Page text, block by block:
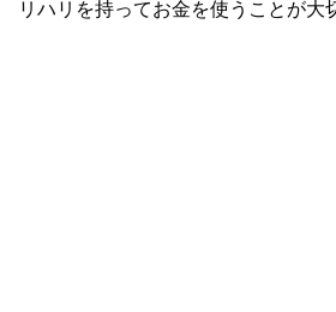
リハリを持ってお金を使うことが大